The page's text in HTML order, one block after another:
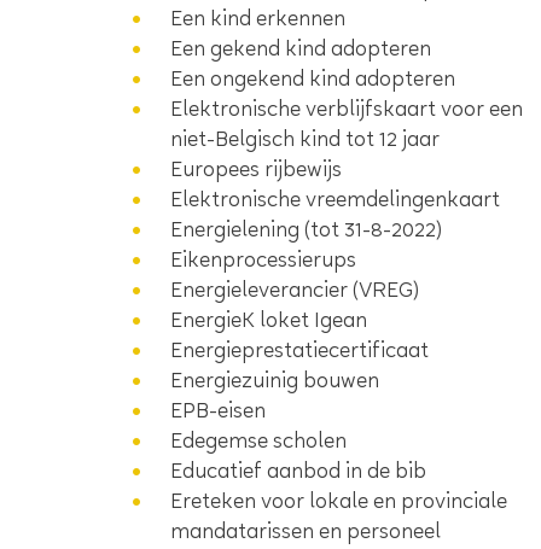
Een kind erkennen
Een gekend kind adopteren
Een ongekend kind adopteren
Elektronische verblijfskaart voor een
niet-Belgisch kind tot 12 jaar
Europees rijbewijs
Elektronische vreemdelingenkaart
Energielening (tot 31-8-2022)
Eikenprocessierups
Energieleverancier (VREG)
EnergieK loket Igean
Energieprestatiecertificaat
Energiezuinig bouwen
EPB-eisen
Edegemse scholen
Educatief aanbod in de bib
Ereteken voor lokale en provinciale
mandatarissen en personeel